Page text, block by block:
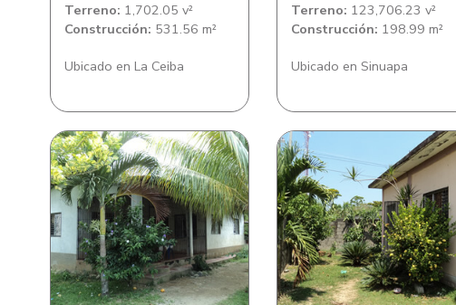
Terreno: 1,702.05 v²
Construcción: 531.56 m²
Ubicado en La Ceiba
Terreno: 123,706.23 v²
Construcción: 198.99 m²
Ubicado en Sinuapa
Casa de habitación en
colonia César Martínez
Casa de habitación en
residencial Los Castaños